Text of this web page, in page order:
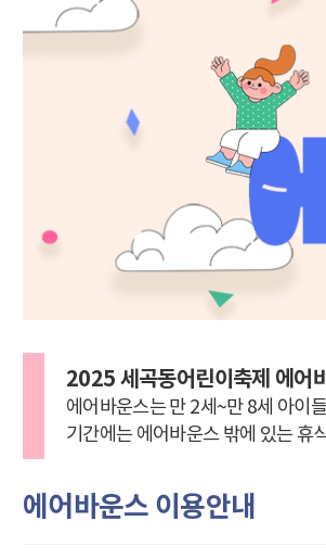
2025 세곡동어린이축제 에어
에어바운스는 만 2세~만 8세 아이
기간에는 에어바운스 밖에 있는 휴
에어바운스 이용안내